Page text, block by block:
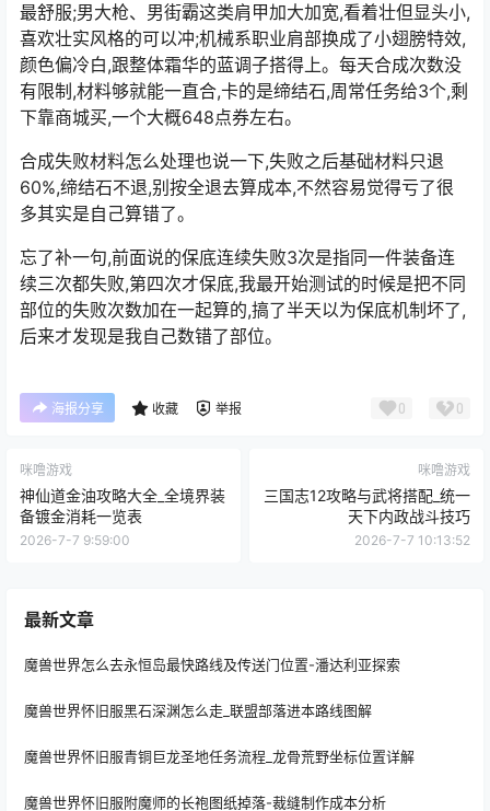
最舒服;男大枪、男街霸这类肩甲加大加宽,看着壮但显头小,
喜欢壮实风格的可以冲;机械系职业肩部换成了小翅膀特效,
颜色偏冷白,跟整体霜华的蓝调子搭得上。每天合成次数没
有限制,材料够就能一直合,卡的是缔结石,周常任务给3个,剩
下靠商城买,一个大概648点券左右。
合成失败材料怎么处理也说一下,失败之后基础材料只退
60%,缔结石不退,别按全退去算成本,不然容易觉得亏了很
多其实是自己算错了。
忘了补一句,前面说的保底连续失败3次是指同一件装备连
续三次都失败,第四次才保底,我最开始测试的时候是把不同
部位的失败次数加在一起算的,搞了半天以为保底机制坏了,
后来才发现是我自己数错了部位。
海报分享 收藏 举报 0 0
咪噜游戏
神仙道金油攻略大全_全境界装
备镀金消耗一览表
2026-7-7 9:59:00
咪噜游戏
三国志12攻略与武将搭配_统一
天下内政战斗技巧
2026-7-7 10:13:52
最新文章
魔兽世界怎么去永恒岛最快路线及传送门位置-潘达利亚探索
魔兽世界怀旧服黑石深渊怎么走_联盟部落进本路线图解
魔兽世界怀旧服青铜巨龙圣地任务流程_龙骨荒野坐标位置详解
魔兽世界怀旧服附魔师的长袍图纸掉落-裁缝制作成本分析